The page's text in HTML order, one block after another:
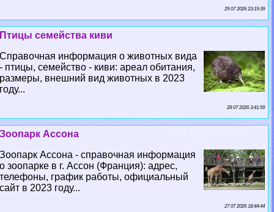
29 07 2026 23:19:39
Птицы семейства киви
Справочная информация о животных вида
- птицы, семейство - киви: ареал обитания,
размеры, внешний вид животных в 2023
году...
28 07 2026 3:41:59
Зоопарк Ассона
Зоопарк Ассона - справочная информация
о зоопарке в г. Ассон (Франция): адрес,
телефоны, график работы, официальный
сайт в 2023 году...
27 07 2026 18:44:44